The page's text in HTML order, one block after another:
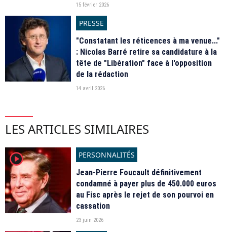
15 février 2026
PRESSE
"Constatant les réticences à ma venue..."
: Nicolas Barré retire sa candidature à la
tête de "Libération" face à l'opposition
de la rédaction
14 avril 2026
LES ARTICLES SIMILAIRES
player2
PERSONNALITÉS
Jean-Pierre Foucault définitivement
condamné à payer plus de 450.000 euros
au Fisc après le rejet de son pourvoi en
cassation
23 juin 2026